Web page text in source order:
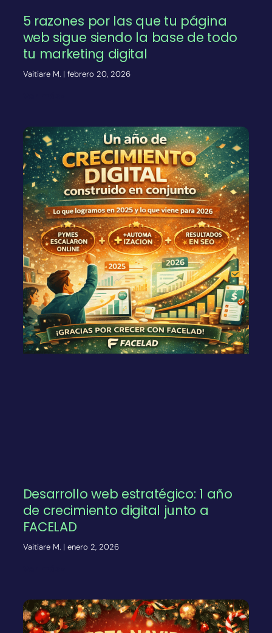
5 razones por las que tu página
web sigue siendo la base de todo
tu marketing digital
Vaitiare M. febrero 20, 2026
Desarrollo web estratégico: 1 año
de crecimiento digital junto a
FACELAD
Vaitiare M. enero 2, 2026